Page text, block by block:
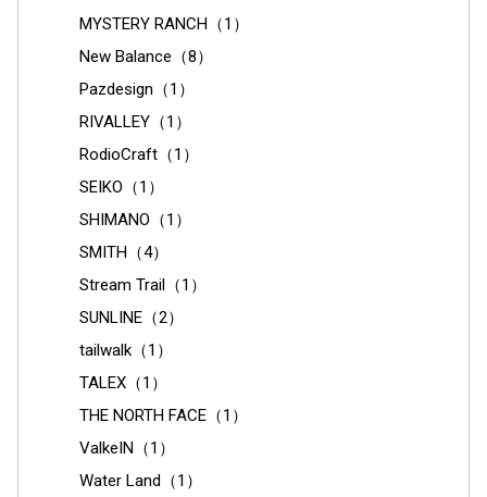
MYSTERY RANCH（1）
New Balance（8）
Pazdesign（1）
RIVALLEY（1）
RodioCraft（1）
SEIKO（1）
SHIMANO（1）
SMITH（4）
Stream Trail（1）
SUNLINE（2）
tailwalk（1）
TALEX（1）
THE NORTH FACE（1）
ValkeIN（1）
Water Land（1）